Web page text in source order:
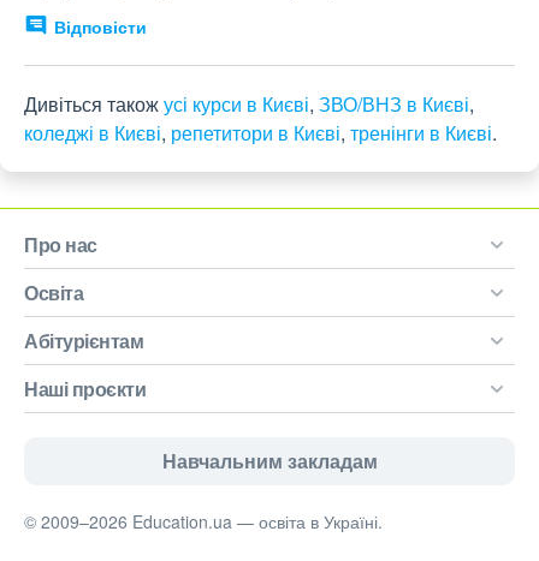
Відповісти
Дивіться такожусі курси в Києві, ЗВО/ВНЗ в Києві,
коледжі в Києві, репетитори в Києві, тренінги в Києві.
Про нас
Освіта
Абітурієнтам
Наші проєкти
Навчальним закладам
© 2009–2026 Education.ua — освіта в Україні.